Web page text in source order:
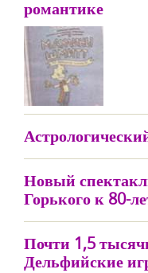
романтике
Новый
Горького к 80-
Почти 1,5
Дельфийские